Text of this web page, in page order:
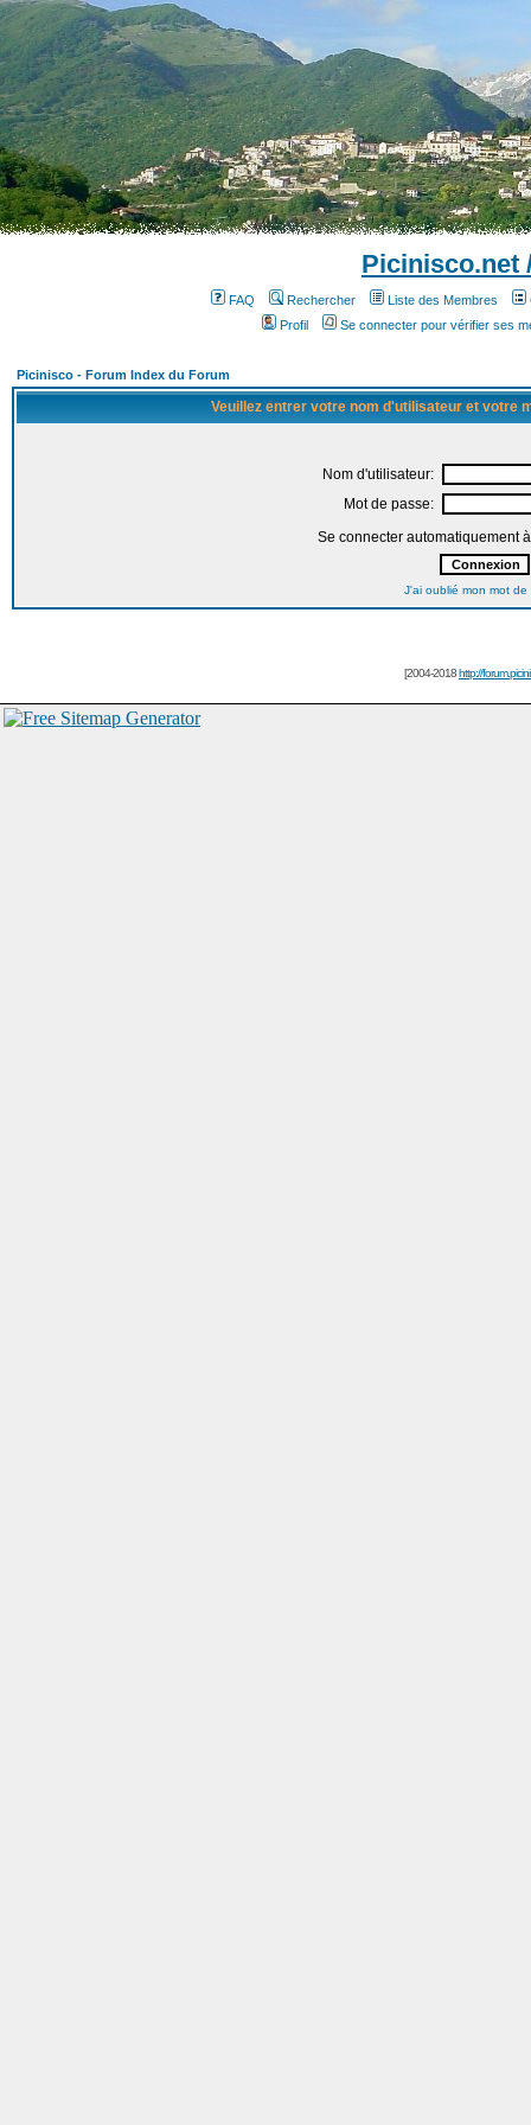
Picinisco.net
FAQ Rechercher Liste des Membres
Profil
Se connecter pour vérifier ses
Picinisco - Forum Index du Forum
Veuillez entrer votre nom d'utilisateur et votre
Nom d'utilisateur:
Mot de passe:
Se connecter automatiquement
J'ai oublié mon mot de
[2004-2018http://